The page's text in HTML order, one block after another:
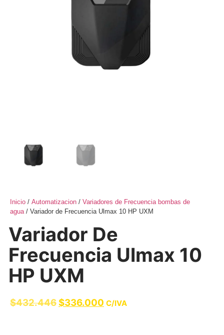
Inicio / Automatizacion / Variadores de Frecuencia bombas de
agua/ Variador de Frecuencia Ulmax 10 HP UXM
Variador De
Frecuencia Ulmax 10
HP UXM
$432.446$336.000 C/IVA